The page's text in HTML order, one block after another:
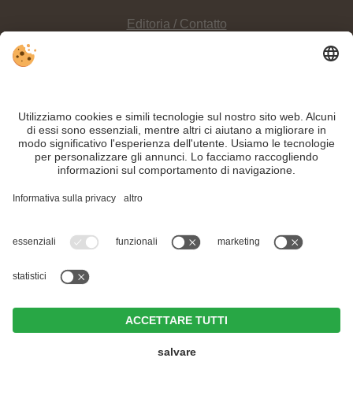
Hotel Weißes Rössl
Editoria / Contatto
Le vie ferrate sono frequenti nella zona delle 3 Cime nelle Dolomiti, in
Nonostante il lavoro accurato e il costante aggiornamento dei contenuti, si
all'organizzatore.
Part. IVA IT02365710215